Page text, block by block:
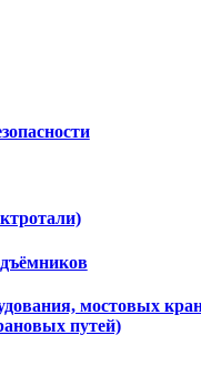
мостовых
путей)